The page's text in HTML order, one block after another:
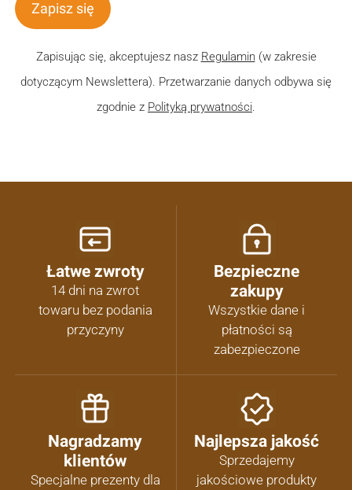
Zapisz się
Zapisując się, akceptujesz nasz Regulamin(w zakresie
dotyczącym Newslettera). Przetwarzanie danych odbywa się
zgodnie z Polityką prywatności.
Łatwe zwroty
14 dni na zwrot
towaru bez podania
przyczyny
Bezpieczne
zakupy
Wszystkie dane i
płatności są
zabezpieczone
Nagradzamy
klientów
Specjalne prezenty dla
Najlepsza jakość
Sprzedajemy
jakościowe produkty